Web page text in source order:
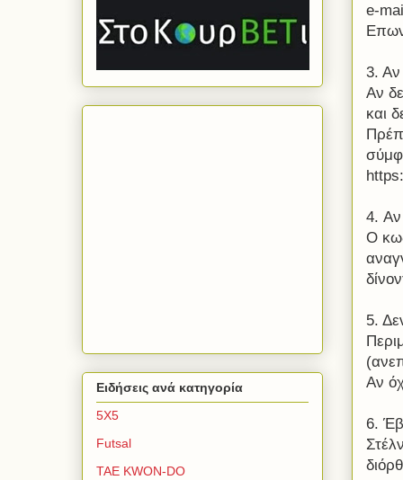
e-
3.
Αν
και
4. Αν
Ο
5.
Αν
6.
Ειδήσεις ανά κατηγορία
5Χ5
Futsal
TAE KWON-DO